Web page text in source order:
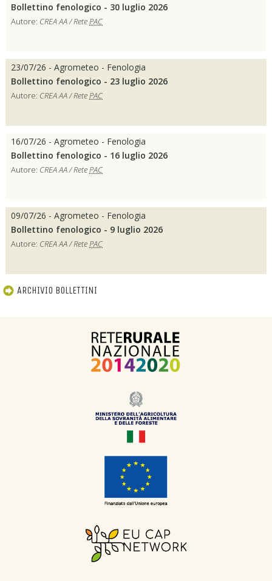
Bollettino fenologico - 30 luglio 2026
Autore: CREA AA / RetePAC
23/07/26 - Agrometeo - Fenologia
Bollettino fenologico - 23 luglio 2026
Autore: CREA AA / RetePAC
16/07/26 - Agrometeo - Fenologia
Bollettino fenologico - 16 luglio 2026
Autore: CREA AA / RetePAC
09/07/26 - Agrometeo - Fenologia
Bollettino fenologico - 9 luglio 2026
Autore: CREA AA / RetePAC
ARCHIVIO BOLLETTINI